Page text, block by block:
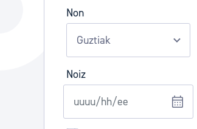
Hiria orain
Hiria ezagutu
Etorkizuneko hiria
Non
Noiz